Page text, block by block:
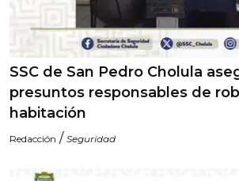
SSC de San Pedro Cholula
presuntos responsables de
habitación
Redacción / Seguridad